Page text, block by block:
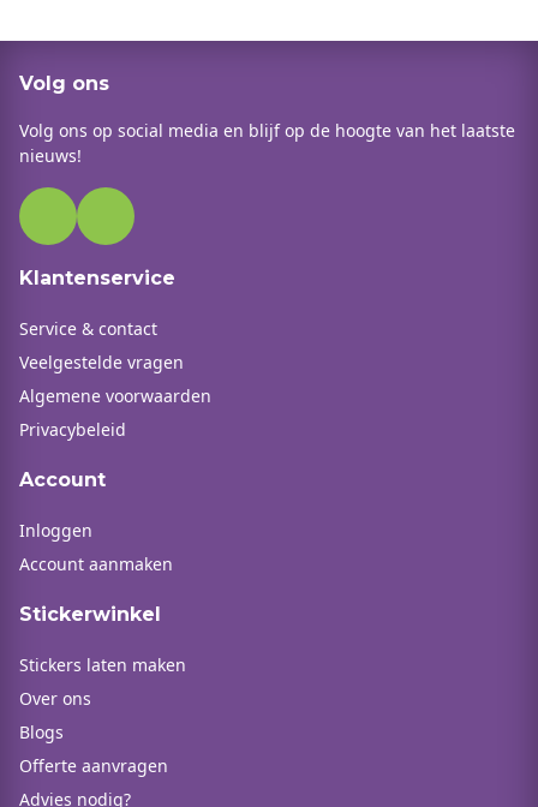
Volg ons
Volg ons op social media en blijf op de hoogte van het laatste
nieuws!
Klantenservice
Service & contact
Veelgestelde vragen
Algemene voorwaarden
Privacybeleid
Account
Inloggen
Account aanmaken
Stickerwinkel
Stickers laten maken
Over ons
Blogs
Offerte aanvragen
Advies nodig?